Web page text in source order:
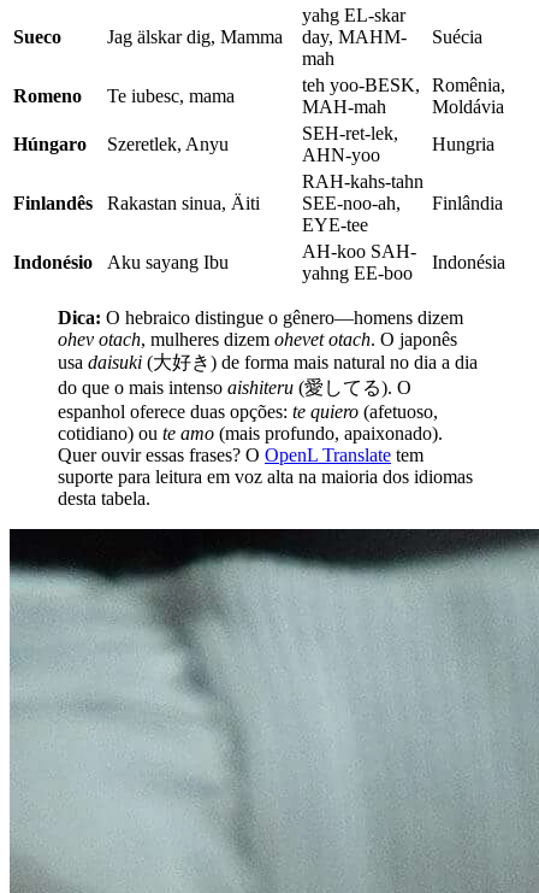
Sueco Jag älskar dig, Mamma
yahg EL-skar
day, MAHM-
mah
Suécia
Romeno Te iubesc, mama
teh yoo-BESK,
MAH-mah
Romênia,
Moldávia
Húngaro
Szeretlek, Anyu
SEH-ret-lek,
AHN-yoo
Hungria
Finlandês Rakastan sinua, Äiti
RAH-kahs-tahn
SEE-noo-ah,
EYE-tee
Finlândia
Indonésio Aku sayang Ibu
AH-koo SAH-
yahng EE-boo
Indonésia
Dica: O hebraico distingue o gênero—homens dizem
ohev otach, mulheres dizem ohevet otach. O japonês
usa daisuki (大好き) de forma mais natural no dia a dia
do que o mais intenso aishiteru (愛してる). O
espanhol oferece duas opções: te quiero (afetuoso,
cotidiano) ou te amo (mais profundo, apaixonado).
Quer ouvir essas frases? O OpenL Translate tem
suporte para leitura em voz alta na maioria dos idiomas
desta tabela.